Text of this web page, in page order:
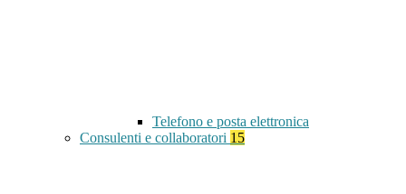
Telefono e posta elettronica
Consulenti e collaboratori 15